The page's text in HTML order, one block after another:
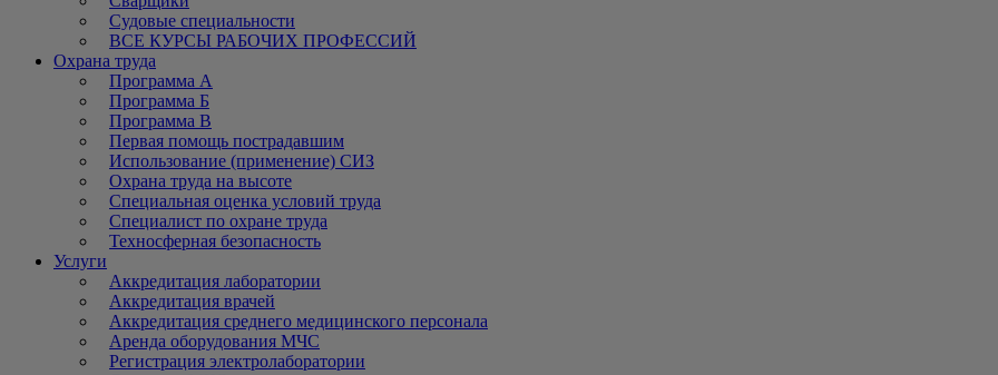
Судовые специальности
ВСЕ КУРСЫ РАБОЧИХ ПРОФЕССИЙ
Охрана труда
Программа А
Программа Б
Программа В
Первая помощь пострадавшим
Использование (применение) СИЗ
Охрана труда на высоте
Специальная оценка условий труда
Специалист по охране труда
Техносферная безопасность
Услуги
Аккредитация лаборатории
Аккредитация врачей
Аккредитация среднего медицинского персонала
Аренда оборудования МЧС
Регистрация электролаборатории